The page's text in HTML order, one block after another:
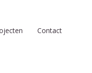
Contact